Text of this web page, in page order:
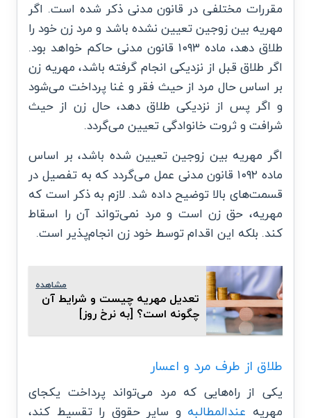
مقررات مختلفی در قانون مدنی ذکر شده است. اگر
مهریه بین زوجین تعیین نشده باشد و مرد زن خود را
طلاق دهد، ماده ۱۰۹۳ قانون مدنی حاکم خواهد بود.
اگر طلاق قبل از نزدیکی انجام گرفته باشد، مهریه زن
بر اساس حال مرد از حیث فقر و غنا پرداخت می‌شود
و اگر پس از نزدیکی طلاق دهد، حال زن از حیث
شرافت و ثروت خانوادگی تعیین می‌گردد.
اگر مهریه بین زوجین تعیین شده باشد، بر اساس
ماده ۱۰۹۲ قانون مدنی عمل می‌گردد که به تفصیل در
قسمت‌های بالا توضیح داده شد. لازم به ذکر است که
مهریه، حق زن است و مرد نمی‌تواند آن را اسقاط
کند. بلکه این اقدام توسط خود زن انجام‌پذیر است.
مشاهده
تعدیل مهریه چیست و شرایط آن
چگونه است؟ [به نرخ روز]
طلاق از طرف مرد و اعسار
یکی از راه‌هایی که مرد می‌تواند پرداخت یکجای
مهریه عندالمطالبه و سایر حقوق را تقسیط کند،